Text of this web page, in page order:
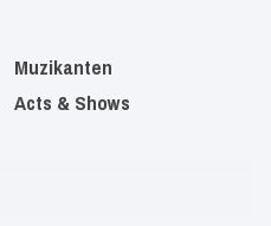
Muzikanten
Acts & Shows